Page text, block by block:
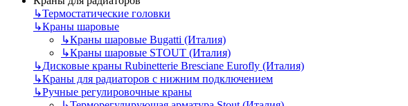
↳Термостатические головки
↳Краны шаровые
↳Краны шаровые Bugatti (Италия)
↳Краны шаровые STOUT (Италия)
↳Дисковые краны Rubinetterie Bresciane Eurofly (Италия)
↳Краны для радиаторов с нижним подключением
↳Ручные регулировочные краны